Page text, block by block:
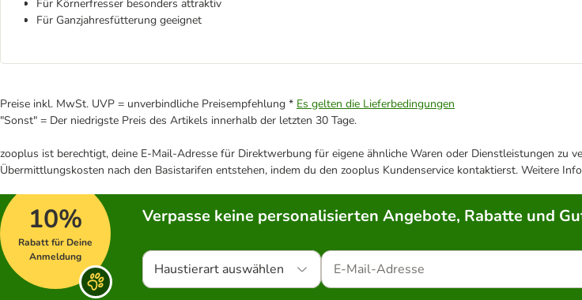
Für Körnerfresser besonders attraktiv
Für Ganzjahresfütterung geeignet
Preise inkl. MwSt. UVP = unverbindliche Preisempfehlung * Es gelten die Lieferbedingungen
"Sonst" = Der niedrigste Preis des Artikels innerhalb der letzten 30 Tage.
zooplus ist berechtigt, deine E-Mail-Adresse für Direktwerbung für eigene ähnliche Waren oder Dienstleistungen zu
Übermittlungskosten nach den Basistarifen entstehen, indem du den zooplus Kundenservice kontaktierst. Weitere
10%
Rabatt für Deine
Anmeldung
Verpasse keine personalisierten Angebote, Rabatte und
Haustierart auswählen